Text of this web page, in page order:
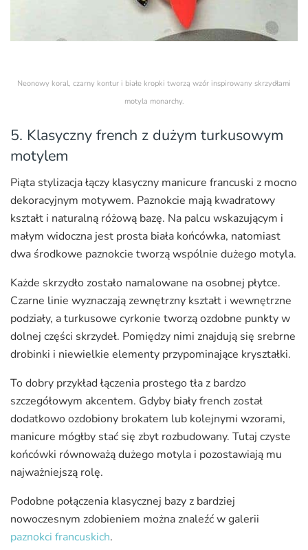
Neonowy koral, czarny kontur i białe kropki tworzą wzór inspirowany skrzydłami
motyla monarchy.
5. Klasyczny french z dużym turkusowym
motylem
Piąta stylizacja łączy klasyczny manicure francuski z mocno
dekoracyjnym motywem. Paznokcie mają kwadratowy
kształt i naturalną różową bazę. Na palcu wskazującym i
małym widoczna jest prosta biała końcówka, natomiast
dwa środkowe paznokcie tworzą wspólnie dużego motyla.
Każde skrzydło zostało namalowane na osobnej płytce.
Czarne linie wyznaczają zewnętrzny kształt i wewnętrzne
podziały, a turkusowe cyrkonie tworzą ozdobne punkty w
dolnej części skrzydeł. Pomiędzy nimi znajdują się srebrne
drobinki i niewielkie elementy przypominające kryształki.
To dobry przykład łączenia prostego tła z bardzo
szczegółowym akcentem. Gdyby biały french został
dodatkowo ozdobiony brokatem lub kolejnymi wzorami,
manicure mógłby stać się zbyt rozbudowany. Tutaj czyste
końcówki równoważą dużego motyla i pozostawiają mu
najważniejszą rolę.
Podobne połączenia klasycznej bazy z bardziej
nowoczesnym zdobieniem można znaleźć w galerii
paznokci francuskich.